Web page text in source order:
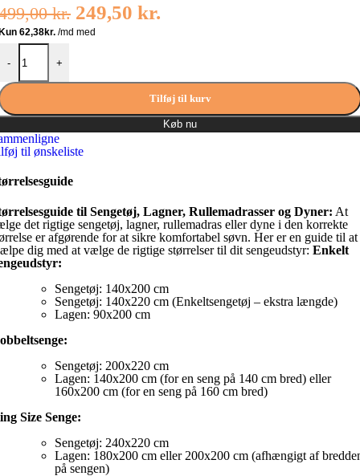
kr. Den
oprindelige
var:
499,00 kr..
249,50 kr.
er:
249,50 kr..
-
Dun Kiddy Babypude antal
+
Tilføj til kurv
Køb nu
til ønskeliste
til Sengetøj, Lagner, Rullemadrasser og Dyner: At
det rigtige sengetøj, lagner, rullemadras eller dyne i den korrekte
er afgørende for at sikre komfortabel søvn. Her er en guide til at
dig med at vælge de rigtige størrelser til dit sengeudstyr: Enkelt
Sengetøj: 140x200 cm
Sengetøj: 140x220 cm (Enkeltsengetøj – ekstra længde)
Lagen: 90x200 cm
Sengetøj: 200x220 cm
Lagen: 140x200 cm (for en seng på 140 cm bred) eller
160x200 cm (for en seng på 160 cm bred)
Size Senge:
Sengetøj: 240x220 cm
Lagen: 180x200 cm eller 200x200 cm (afhængigt af
på sengen)